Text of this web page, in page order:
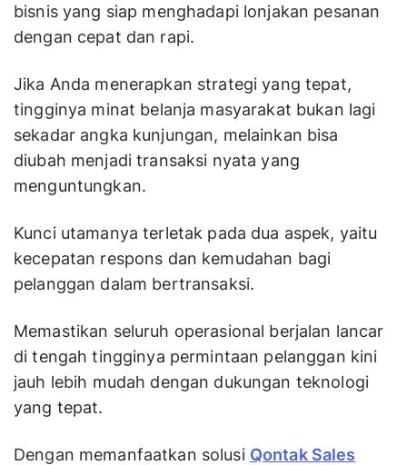
bisnis yang siap menghadapi lonjakan pesanan
dengan cepat dan rapi.
Jika Anda menerapkan strategi yang tepat,
tingginya minat belanja masyarakat bukan lagi
sekadar angka kunjungan, melainkan bisa
diubah menjadi transaksi nyata yang
menguntungkan.
Kunci utamanya terletak pada dua aspek, yaitu
kecepatan respons dan kemudahan bagi
pelanggan dalam bertransaksi.
Memastikan seluruh operasional berjalan lancar
di tengah tingginya permintaan pelanggan kini
jauh lebih mudah dengan dukungan teknologi
yang tepat.
Dengan memanfaatkan solusi Qontak Sales